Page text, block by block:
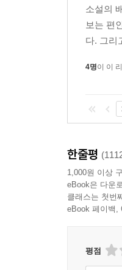
소설의
보는 편
다. 그리
4명이 이
한줄평
1,000원 이상
eBook은 다운
클래스는 첫번
eBook 페이백,
평점